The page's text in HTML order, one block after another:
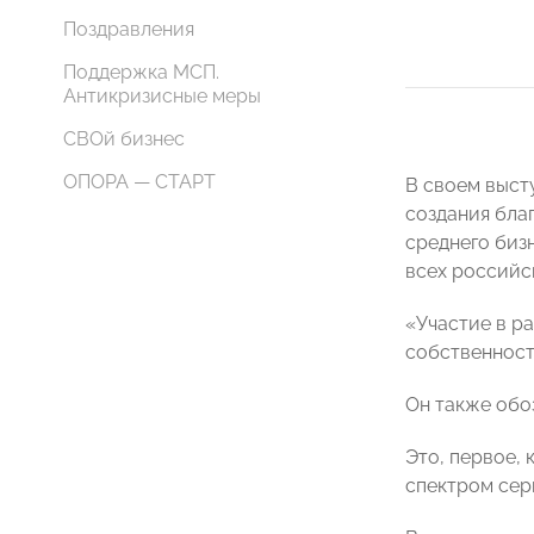
Поздравления
Поддержка МСП.
Антикризисные меры
СВОй бизнес
ОПОРА — СТАРТ
В своем
создания
среднего
всех
«Участие в
Он также
Это, первое,
спектром